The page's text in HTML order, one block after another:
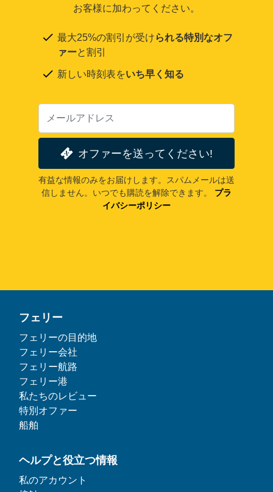
お客様に加わってください。
最大25%の割引が受けられる特別なオフ
ァーと割引
新しい時刻表をいち早く知る
オファーを送ってください!
有益な情報のみをお届けします。スパムメールは送
信しません。いつでも購読を解除できます。
プラ
イバシーポリシー
フェリー
フェリーの目的地
フェリー会社
フェリー航路
フェリー港
私たちのレビュー
特別オファー
船舶
ヘルプと役立つ情報
私のアカウント